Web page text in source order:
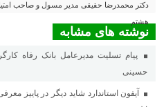
دکتر محمدرضا حقیقی مدیر مسول و صاحب
هشتم
نوشته های مشابه
پیام تسلیت مدیرعامل بانک رفاه
حسینی
آیفون استاندارد شاید دیگر در پاییز